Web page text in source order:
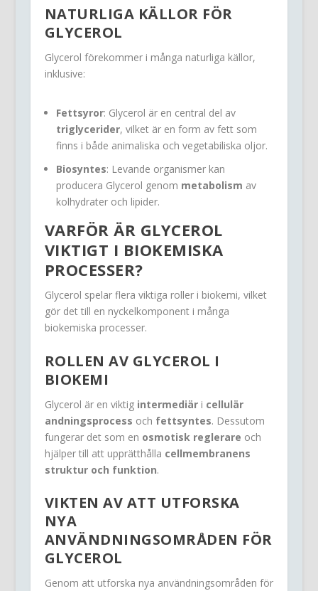
NATURLIGA KÄLLOR FÖR
GLYCEROL
Glycerol förekommer i många naturliga källor,
inklusive:
Fettsyror: Glycerol är en central del av
triglycerider, vilket är en form av fett som
finns i både animaliska och vegetabiliska oljor.
Biosyntes: Levande organismer kan
producera Glycerol genom metabolism av
kolhydrater och lipider.
VARFÖR ÄR GLYCEROL
VIKTIGT I BIOKEMISKA
PROCESSER?
Glycerol spelar flera viktiga roller i biokemi, vilket
gör det till en nyckelkomponent i många
biokemiska processer.
ROLLEN AV GLYCEROL I
BIOKEMI
Glycerol är en viktig intermediäri cellulär
andningsprocess och fettsyntes. Dessutom
fungerar det som en osmotisk reglerare och
hjälper till att upprätthålla cellmembranens
struktur och funktion.
VIKTEN AV ATT UTFORSKA
NYA
ANVÄNDNINGSOMRÅDEN FÖR
GLYCEROL
Genom att utforska nya användningsområden för